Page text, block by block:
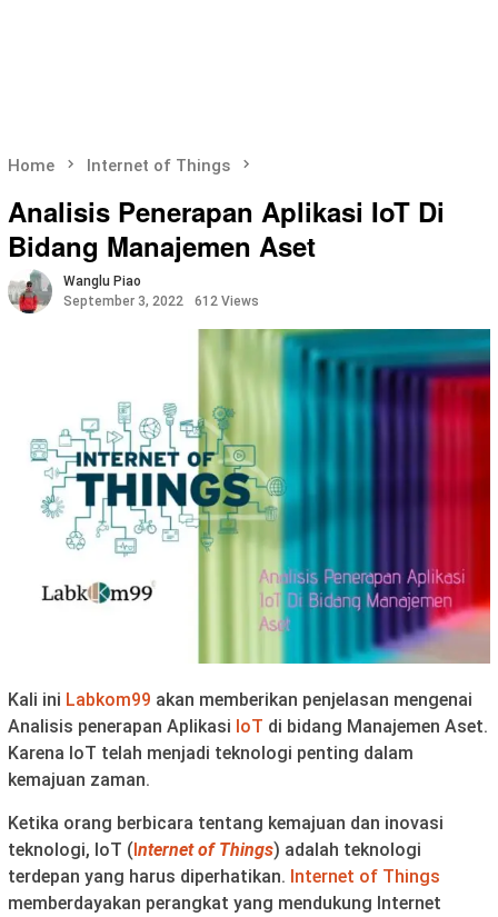
Home Internet of Things
Analisis Penerapan Aplikasi IoT Di
Bidang Manajemen Aset
Wanglu Piao
September 3, 2022
612 Views
Kali ini Labkom99 akan memberikan penjelasan mengenai
Analisis penerapan Aplikasi IoT di bidang Manajemen Aset.
Karena IoT telah menjadi teknologi penting dalam
kemajuan zaman.
Ketika orang berbicara tentang kemajuan dan inovasi
teknologi, IoT (Internet of Things) adalah teknologi
terdepan yang harus diperhatikan. Internet of Things
memberdayakan perangkat yang mendukung Internet